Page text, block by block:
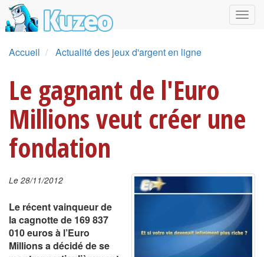
Accueil Actualité des jeux d'argent en ligne
Le gagnant de l'Euro
Millions veut créer une
fondation
Le 28/11/2012
Le récent vainqueur de
la cagnotte de 169 837
010 euros à l’Euro
Millions a décidé de se